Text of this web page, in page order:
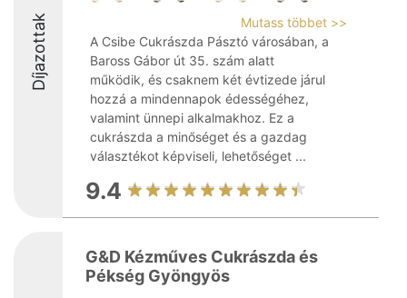
Díjazottak
Mutass többet >>
A Csibe Cukrászda Pásztó városában, a
Baross Gábor út 35. szám alatt
működik, és csaknem két évtizede járul
hozzá a mindennapok édességéhez,
valamint ünnepi alkalmakhoz. Ez a
cukrászda a minőséget és a gazdag
választékot képviseli, lehetőséget ...
9.4
G&D Kézműves Cukrászda és
Pékség Gyöngyös